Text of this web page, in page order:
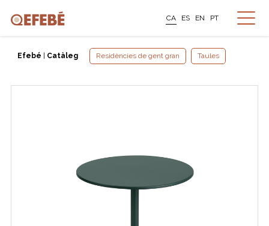
CA ES EN PT
Efebé Catàleg Residències de gent gran Taules